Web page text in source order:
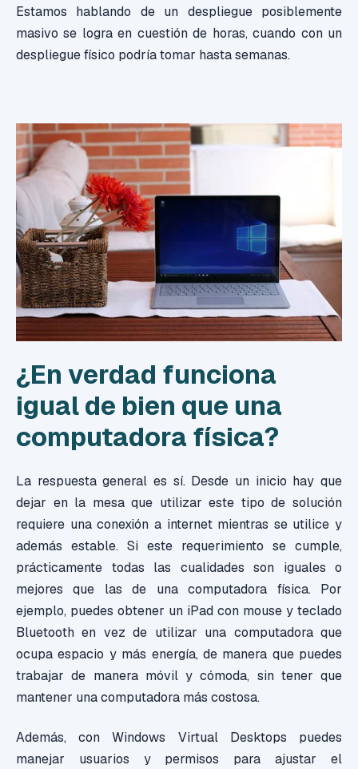
Estamos hablando de un despliegue posiblemente
masivo se logra en cuestión de horas, cuando con un
despliegue físico podría tomar hasta semanas.
¿En verdad funciona
igual de bien que una
computadora física?
La respuesta general es sí. Desde un inicio hay que
dejar en la mesa que utilizar este tipo de solución
requiere una conexión a internet mientras se utilice y
además estable. Si este requerimiento se cumple,
prácticamente todas las cualidades son iguales o
mejores que las de una computadora física. Por
ejemplo, puedes obtener un iPad con mouse y teclado
Bluetooth en vez de utilizar una computadora que
ocupa espacio y más energía, de manera que puedes
trabajar de manera móvil y cómoda, sin tener que
mantener una computadora más costosa.
Además, con Windows Virtual Desktops puedes
manejar usuarios y permisos para ajustar el